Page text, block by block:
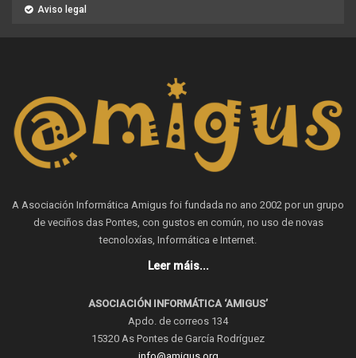
Aviso legal
A Asociación Informática Amigus foi fundada no ano 2002 por un grupo
de veciños das Pontes, con gustos en común, no uso de novas
tecnoloxías, Informática e Internet.
Leer máis...
ASOCIACIÓN INFORMÁTICA ‘AMIGUS’
Apdo. de correos 134
15320 As Pontes de García Rodríguez